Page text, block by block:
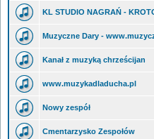
KL STUDIO NAGRAŃ -
Muzyczne Dary -
Kanał z muzyką chrześcijan
www.muzykadladucha.pl
Nowy zespół
Cmentarzysko Zespołów